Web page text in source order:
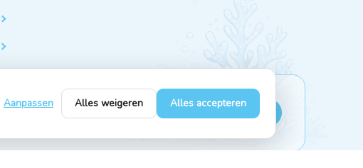
Volg ons
Aanpassen Alles weigeren Alles accepteren